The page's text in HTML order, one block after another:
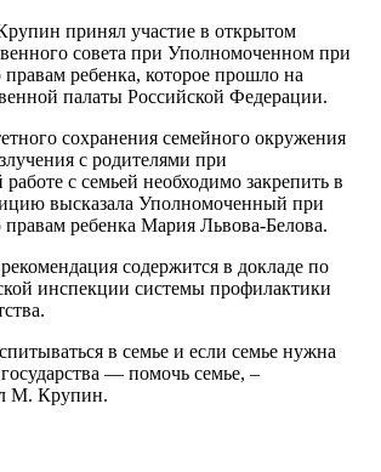
принял участие в открытом
совета при Уполномоченном при
ребенка, которое прошло на
палаты Российской Федерации.
сохранения семейного окружения
с родителями при
с семьей необходимо закрепить в
высказала Уполномоченный при
ребенка Мария Львова-Белова.
содержится в докладе по
инспекции системы профилактики
в семье и если семье нужна
— помочь семье, –
М. Крупин.